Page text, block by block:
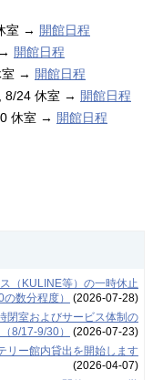
室 → 開館日程
開館日程
室 → 開館日程
8/24 休室 → 開館日程
休室 → 開館日程
（KULINE等）の一時休止
数分程度）
(2026-07-28)
閉室およびサービス体制の
8/17-9/30）
(2026-07-23)
リー館内貸出を開始します
(2026-04-07)